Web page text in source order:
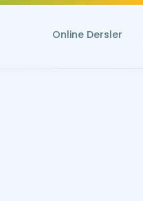
Online Dersler